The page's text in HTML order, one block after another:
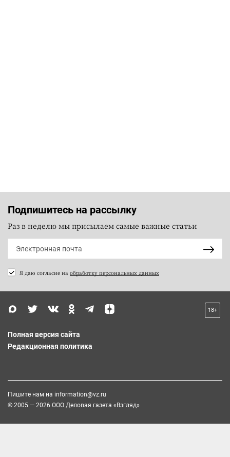
Подпишитесь на рассылку
Раз в неделю мы присылаем самые важные статьи
Я даю согласие на обработку персональных данных
18+
Полная версия сайта
Редакционная политика
Пишите нам на information@vz.ru
© 2005 — 2026 ООО Деловая газета «Взгляд»